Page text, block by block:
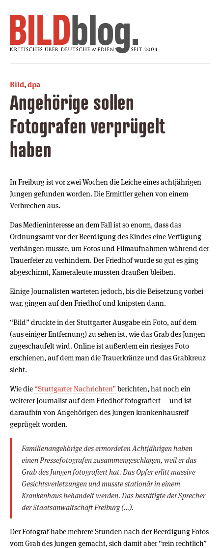
Bild,dpa
Angehörige sollen
Fotografen verprügelt
haben
In Freiburg ist vor zwei Wochen die Leiche eines achtjährigen
Jungen gefunden worden. Die Ermittler gehen von einem
Verbrechen aus.
Das Medieninteresse an dem Fall ist so enorm, dass das
Ordnungsamt vor der Beerdigung des Kindes eine Verfügung
verhängen musste, um Fotos und Filmaufnahmen während der
Trauerfeier zu verhindern. Der Friedhof wurde so gut es ging
abgeschirmt, Kameraleute mussten draußen bleiben.
Einige Journalisten warteten jedoch, bis die Beisetzung vorbei
war, gingen auf den Friedhof und knipsten dann.
“Bild” druckte in der Stuttgarter Ausgabe ein Foto, auf dem
(aus einiger Entfernung) zu sehen ist, wie das Grab des Jungen
zugeschaufelt wird. Online ist außerdem ein riesiges Foto
erschienen, auf dem man die Trauerkränze und das Grabkreuz
sieht.
Wie die “Stuttgarter Nachrichten”berichten, hat noch ein
weiterer Journalist auf dem Friedhof fotografiert — und ist
daraufhin von Angehörigen des Jungen krankenhausreif
geprügelt worden.
Familienangehörige des ermordeten Achtjährigen haben
einen Pressefotografen zusammengeschlagen, weil er das
Grab des Jungen fotografiert hat. Das Opfer erlitt massive
Gesichtsverletzungen und musste stationär in einem
Krankenhaus behandelt werden. Das bestätigte der Sprecher
der Staatsanwaltschaft Freiburg (…).
Der Fotograf habe mehrere Stunden nach der Beerdigung Fotos
vom Grab des Jungen gemacht, sich damit aber “rein rechtlich”